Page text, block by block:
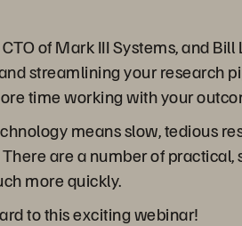
CTO of Mark III Systems, and
streamlining your research
time working with your
means slow, tedious
are a number of
more quickly.
to this exciting webinar!